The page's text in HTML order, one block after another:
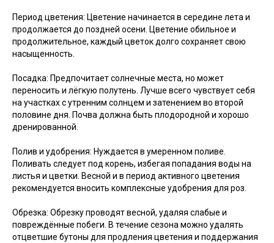
Период цветения: Цветение начинается в середине лета и
продолжается до поздней осени. Цветение обильное и
продолжительное, каждый цветок долго сохраняет свою
насыщенность.
Посадка: Предпочитает солнечные места, но может
переносить и лёгкую полутень. Лучше всего чувствует себя
на участках с утренним солнцем и затенением во второй
половине дня. Почва должна быть плодородной и хорошо
дренированной.
Полив и удобрения: Нуждается в умеренном поливе.
Поливать следует под корень, избегая попадания воды на
листья и цветки. Весной и в период активного цветения
рекомендуется вносить комплексные удобрения для роз.
Обрезка: Обрезку проводят весной, удаляя слабые и
повреждённые побеги. В течение сезона можно удалять
отцветшие бутоны для продления цветения и поддержания